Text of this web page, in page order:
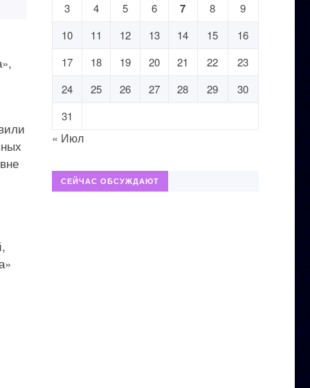
3
4 5 6 7 8
9
10
11 12 13 14 15
16
17
18 19 20 21 22
23
24
25 26 27 28 29
30
31
« Июл
СЕЙЧАС ОБСУЖДАЮТ